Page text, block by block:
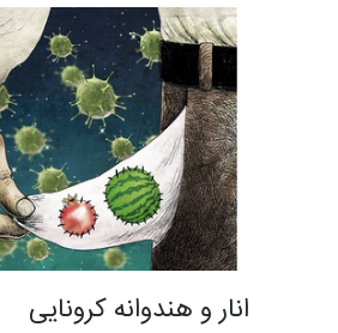
انار و هندوانه کرونایی